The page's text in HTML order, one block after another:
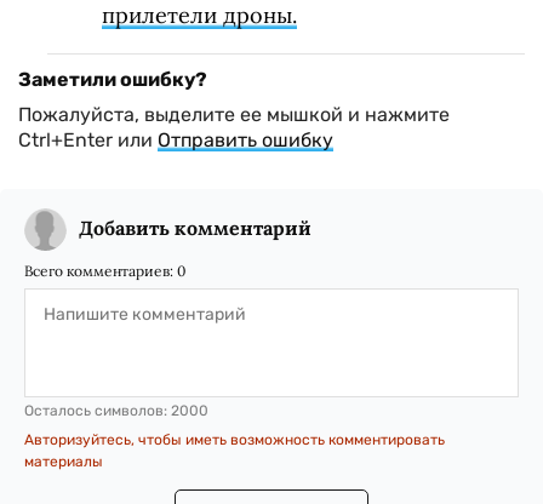
прилетели дроны.
Заметили ошибку?
Пожалуйста, выделите ее мышкой и нажмите
Ctrl+Enter или Отправить ошибку
Добавить комментарий
Всего комментариев: 0
Осталось символов: 2000
Авторизуйтесь, чтобы иметь возможность комментировать
материалы